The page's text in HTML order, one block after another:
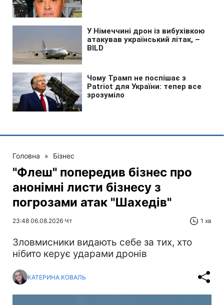
Головна » Бізнес
"Флеш" попередив бізнес про
анонімні листи бізнесу з
погрозами атак "Шахедів"
23:48 06.08.2026 Чт 1 хв
Зловмисники видають себе за тих, хто
нібито керує ударами дронів
КАТЕРИНА КОВАЛЬ